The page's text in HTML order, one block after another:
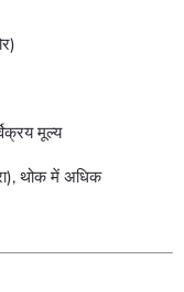
मूल्य
थोक में अधिक